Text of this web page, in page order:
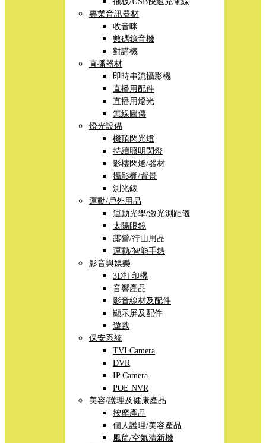
專業音訊器材
收音咪
數碼錄音機
對講機
直播器材
即時串流攝影機
直播用配件
直播用燈光
無線圖傳
燈光設備
機頂閃光燈
持續照明閃燈
影樓閃燈/器材
攝影棚/背景
測光錶
運動/戶外用品
運動光學/激光測距儀
太陽眼鏡
露營/行山用品
運動/智能手錶
影音與娛樂
3D打印機
音響產品
影音線材及配件
顯示屏及配件
遊戲
保安系統
TVI Camera
DVR
IP Camera
POE NVR
美容/護理及健康產品
按摩產品
個人護理/美容產品
風筒/空氣清新機